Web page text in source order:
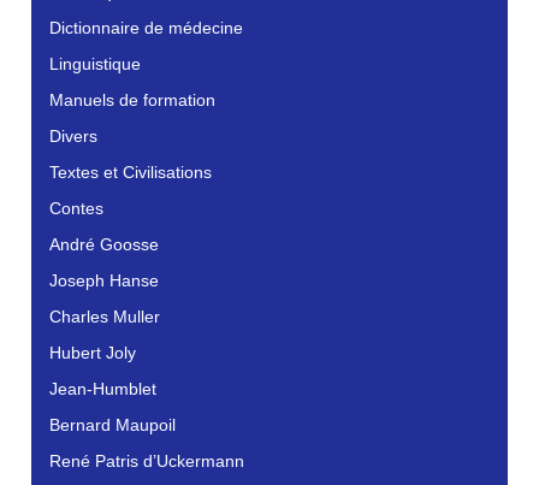
Dictionnaire de médecine
Linguistique
Manuels de formation
Divers
Textes et Civilisations
Contes
André Goosse
Joseph Hanse
Charles Muller
Hubert Joly
Jean-Humblet
Bernard Maupoil
René Patris d’Uckermann